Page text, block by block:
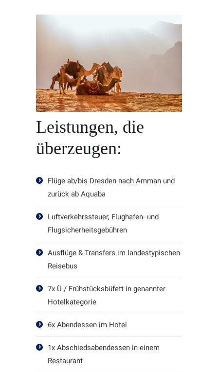
Leistungen, die
überzeugen:
Flüge ab/bis Dresden nach Amman und
zurück ab Aquaba
Luftverkehrssteuer, Flughafen- und
Flugsicherheitsgebühren
Ausflüge & Transfers im landestypischen
Reisebus
7x Ü / Frühstücksbüfett in genannter
Hotelkategorie
6x Abendessen im Hotel
1x Abschiedsabendessen in einem
Restaurant